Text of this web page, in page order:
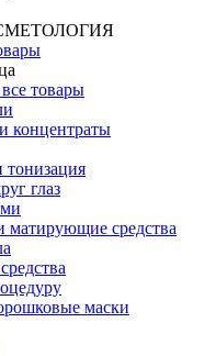
товары
концентраты
глаз
матирующие средства
маски